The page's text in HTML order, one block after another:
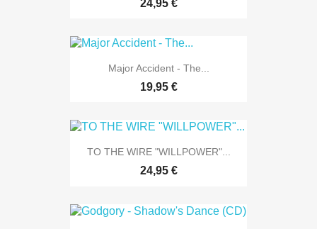
24,95 €
Major Accident - The...
19,95 €
TO THE WIRE "WILLPOWER"...
24,95 €